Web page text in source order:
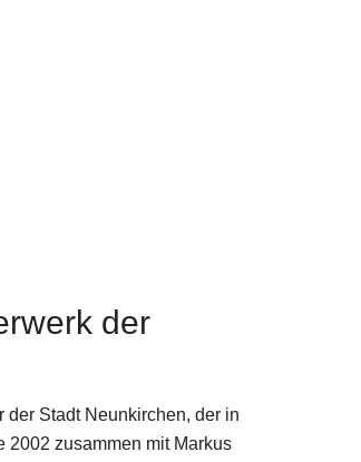
der
Stadt Neunkirchen, der in
2002 zusammen mit Markus